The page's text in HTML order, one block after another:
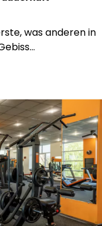
was anderen in